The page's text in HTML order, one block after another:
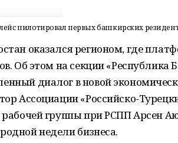
пилотировал первых башкирских
оказался регионом, где
Об этом на секции «Республика
диалог в новой
Ассоциации «Российско-
рабочей группы при РСПП Арсен
недели бизнеса.